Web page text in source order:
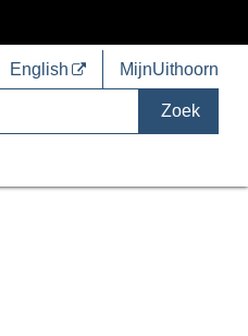
English MijnUithoorn
Zoek